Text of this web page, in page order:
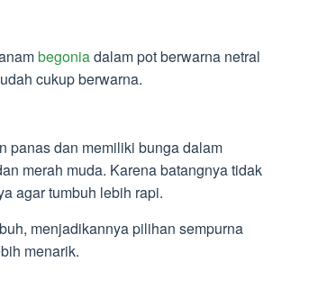
begoniadalam pot berwarna netral
cukup berwarna.
panas dan memiliki bunga dalam
merah muda. Karena batangnya tidak
agar tumbuh lebih rapi.
menjadikannya pilihan sempurna
menarik.